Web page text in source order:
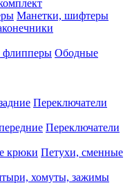
Манетки, шифтеры
Ободные
Переключатели
Переключатели
Петухи, сменные